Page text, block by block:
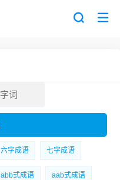
六字成语 七字成语
abb式成语 aab式成语